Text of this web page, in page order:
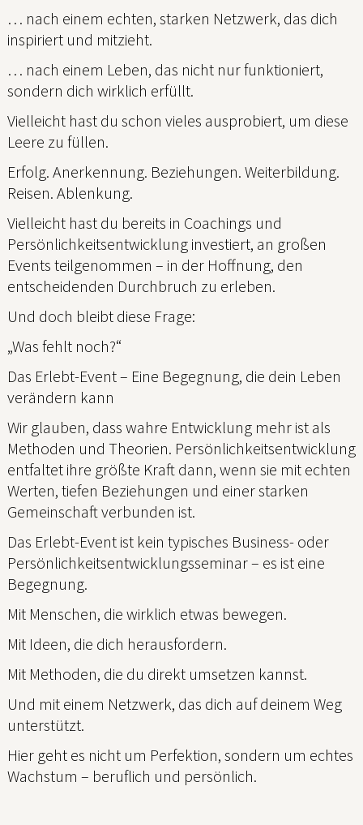
… nach einem echten, starken Netzwerk, das dich
inspiriert und mitzieht.
… nach einem Leben, das nicht nur funktioniert,
sondern dich wirklich erfüllt.
Vielleicht hast du schon vieles ausprobiert, um diese
Leere zu füllen.
Erfolg. Anerkennung. Beziehungen. Weiterbildung.
Reisen. Ablenkung.
Vielleicht hast du bereits in Coachings und
Persönlichkeitsentwicklung investiert, an großen
Events teilgenommen – in der Hoffnung, den
entscheidenden Durchbruch zu erleben.
Und doch bleibt diese Frage:
„Was fehlt noch?“
Das Erlebt-Event – Eine Begegnung, die dein Leben
verändern kann
Wir glauben, dass wahre Entwicklung mehr ist als
Methoden und Theorien. Persönlichkeitsentwicklung
entfaltet ihre größte Kraft dann, wenn sie mit echten
Werten, tiefen Beziehungen und einer starken
Gemeinschaft verbunden ist.
Das Erlebt-Event ist kein typisches Business- oder
Persönlichkeitsentwicklungsseminar – es ist eine
Begegnung.
Mit Menschen, die wirklich etwas bewegen.
Mit Ideen, die dich herausfordern.
Mit Methoden, die du direkt umsetzen kannst.
Und mit einem Netzwerk, das dich auf deinem Weg
unterstützt.
Hier geht es nicht um Perfektion, sondern um echtes
Wachstum – beruflich und persönlich.